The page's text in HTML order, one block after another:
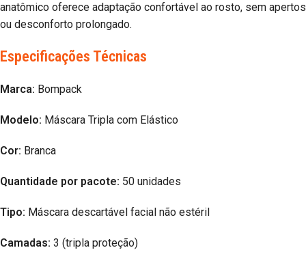
anatômico oferece adaptação confortável ao rosto, sem apertos
ou desconforto prolongado.
Especificações Técnicas
Marca: Bompack
Modelo: Máscara Tripla com Elástico
Cor: Branca
Quantidade por pacote: 50 unidades
Tipo: Máscara descartável facial não estéril
Camadas: 3 (tripla proteção)